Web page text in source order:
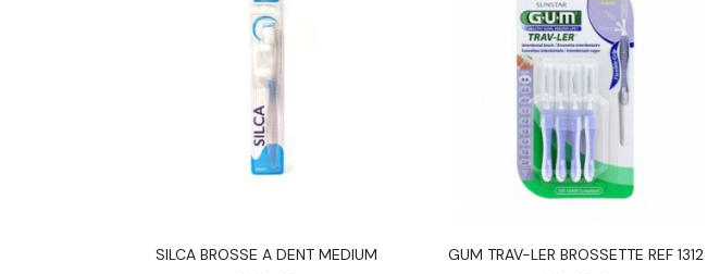
SILCA BROSSE A DENT MEDIUM GUM TRAV-LER BROSSETTE REF 1312